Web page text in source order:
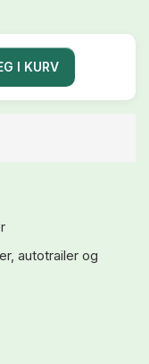
I KURV
autotrailer og